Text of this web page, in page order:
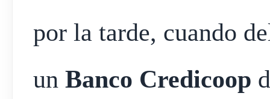
por la tarde, cuando
un Banco Credicoop